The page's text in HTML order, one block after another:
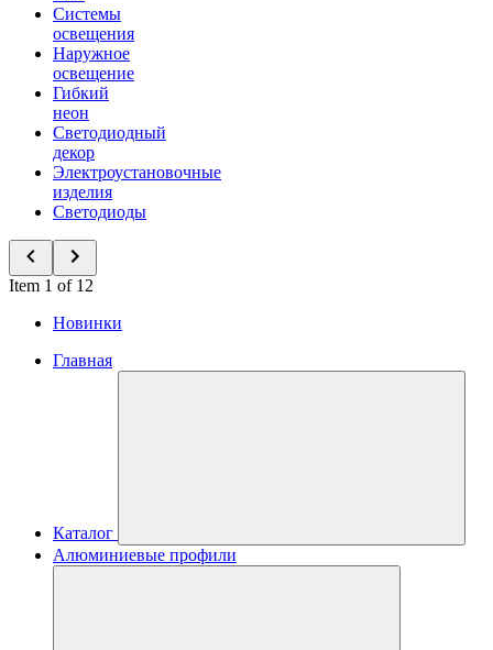
Системы
освещения
Наружное
освещение
Гибкий
неон
Светодиодный
декор
Электроустановочные
изделия
Светодиоды
Item 1 of 12
Новинки
Главная
Каталог
Алюминиевые профили